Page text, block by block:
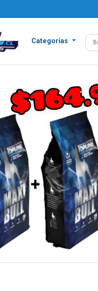
Categorías